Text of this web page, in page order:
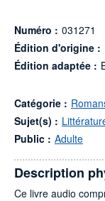
Numéro : 031271
Édition d'origine :
Édition adaptée :
Catégorie :
Sujet(s) :
Public : Adulte
Description
Ce livre audio